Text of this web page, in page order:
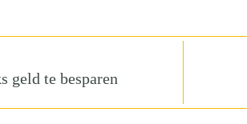
geld te besparen